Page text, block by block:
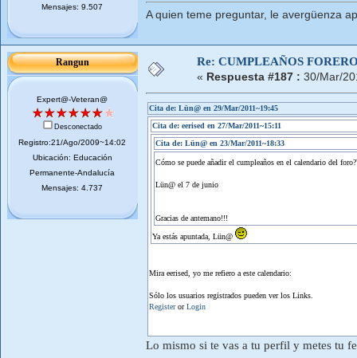
Mensajes: 9.507
A quien teme preguntar, le avergüenza
Rangun
Expert@-Veteran@
Desconectado
Registro:21/Ago/2009~14:02
Ubicación: Educación
Permanente-Andalucía
Mensajes: 4.737
Re: CUMPLEAÑOS
« Respuesta #187 : 30/Mar/
Cita de: Lün@ en 29/Mar/2011~19:45
Cita de: eerised en 27/Mar/2011~15:11
Cita de: Lün@ en 23/Mar/2011~18:33
Cómo se puede añadir el cumpleaños en el calendario del
Lün@ el 7 de junio
Gracias de antemano!!!
Ya estás apuntada, Lün@
Mira eerised, yo me refiero a este calendario:
Sólo los usuarios registrados pueden ver los Links.
RegisterorLogin
Lo mismo si te vas a tu perfil y metes tu